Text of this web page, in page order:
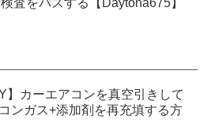
査をパスする【Daytona675】
】カーエアコンを真空引きして
ンガス+添加剤を再充填する方